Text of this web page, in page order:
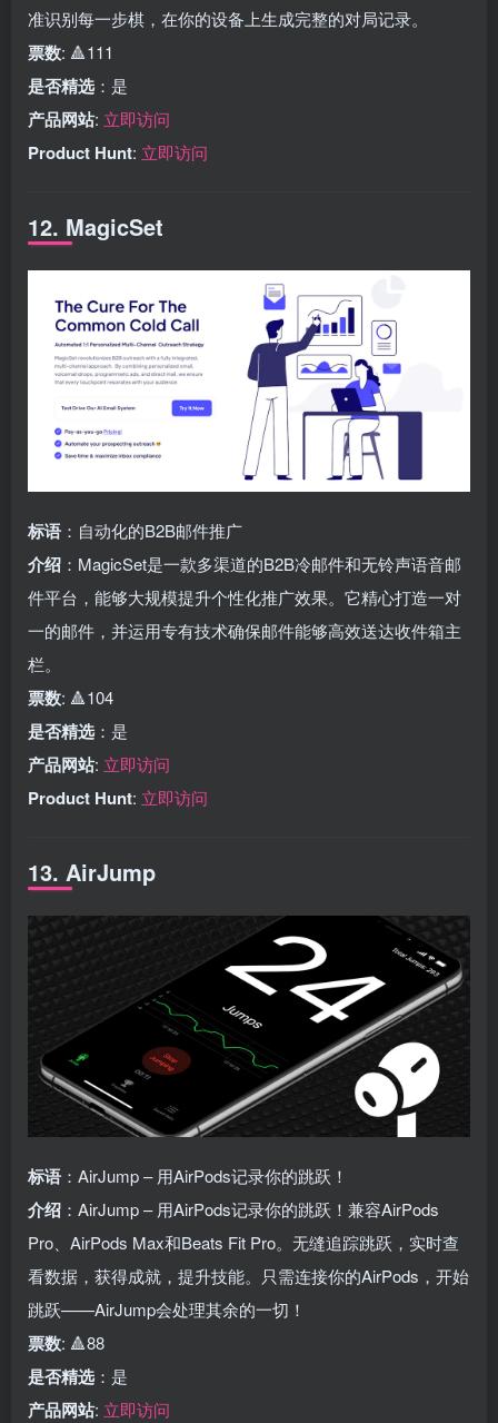
准识别每一步棋，在你的设备上生成完整的对局记录。
票数: 🔺111
是否精选 ：是
产品网站: 立即访问
Product Hunt: 立即访问
12. MagicSet
标语 ：自动化的B2B邮件推广
介绍 ：MagicSet是一款多渠道的B2B冷邮件和无铃声语音邮
件平台，能够大规模提升个性化推广效果。它精心打造一对
一的邮件，并运用专有技术确保邮件能够高效送达收件箱主
栏。
票数: 🔺104
是否精选 ：是
产品网站: 立即访问
Product Hunt: 立即访问
13. AirJump
标语 ：AirJump – 用AirPods记录你的跳跃！
介绍 ：AirJump – 用AirPods记录你的跳跃！兼容AirPods
Pro、AirPods Max和Beats Fit Pro。无缝追踪跳跃，实时查
看数据，获得成就，提升技能。只需连接你的AirPods，开始
跳跃——AirJump会处理其余的一切！
票数: 🔺88
是否精选 ：是
产品网站: 立即访问